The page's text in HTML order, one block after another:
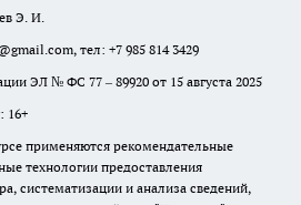
Э. И.
, тел: +7 985 814 3429
ЭЛ № ФС 77 – 89920 от 15 августа 2025
16+
применяются рекомендательные
технологии предоставления
систематизации и анализа сведений,